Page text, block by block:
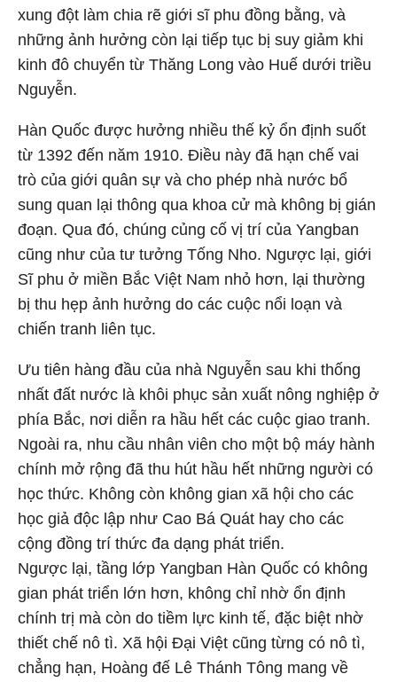
xung đột làm chia rẽ giới sĩ phu đồng bằng, và
những ảnh hưởng còn lại tiếp tục bị suy giảm khi
kinh đô chuyển từ Thăng Long vào Huế dưới triều
Nguyễn.
Hàn Quốc được hưởng nhiều thế kỷ ổn định suốt
từ 1392 đến năm 1910. Điều này đã hạn chế vai
trò của giới quân sự và cho phép nhà nước bổ
sung quan lại thông qua khoa cử mà không bị gián
đoạn. Qua đó, chúng củng cố vị trí của Yangban
cũng như của tư tưởng Tống Nho. Ngược lại, giới
Sĩ phu ở miền Bắc Việt Nam nhỏ hơn, lại thường
bị thu hẹp ảnh hưởng do các cuộc nổi loạn và
chiến tranh liên tục.
Ưu tiên hàng đầu của nhà Nguyễn sau khi thống
nhất đất nước là khôi phục sản xuất nông nghiệp ở
phía Bắc, nơi diễn ra hầu hết các cuộc giao tranh.
Ngoài ra, nhu cầu nhân viên cho một bộ máy hành
chính mở rộng đã thu hút hầu hết những người có
học thức. Không còn không gian xã hội cho các
học giả độc lập như Cao Bá Quát hay cho các
cộng đồng trí thức đa dạng phát triển.
Ngược lại, tầng lớp Yangban Hàn Quốc có không
gian phát triển lớn hơn, không chỉ nhờ ổn định
chính trị mà còn do tiềm lực kinh tế, đặc biệt nhờ
thiết chế nô tì. Xã hội Đại Việt cũng từng có nô tì,
chẳng hạn, Hoàng đế Lê Thánh Tông mang về